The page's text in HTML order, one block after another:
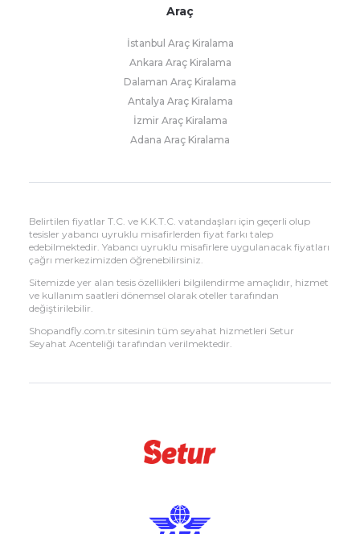
Araç
İstanbul Araç Kiralama
Ankara Araç Kiralama
Dalaman Araç Kiralama
Antalya Araç Kiralama
İzmir Araç Kiralama
Adana Araç Kiralama
Belirtilen fiyatlar T.C. ve K.K.T.C. vatandaşları için geçerli olup
tesisler yabancı uyruklu misafirlerden fiyat farkı talep
edebilmektedir. Yabancı uyruklu misafirlere uygulanacak fiyatları
çağrı merkezimizden öğrenebilirsiniz.
Sitemizde yer alan tesis özellikleri bilgilendirme amaçlıdır, hizmet
ve kullanım saatleri dönemsel olarak oteller tarafından
değiştirilebilir.
Shopandfly.com.tr sitesinin tüm seyahat hizmetleri Setur
Seyahat Acenteliği tarafından verilmektedir.